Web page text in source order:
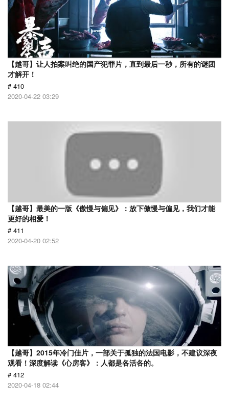
【越哥】让人拍案叫绝的国产犯罪片，直到最后一秒，所有的谜团
才解开！
# 410
2020-04-22 03:29
【越哥】最美的一版《傲慢与偏见》：放下傲慢与偏见，我们才能
更好的相爱！
# 411
2020-04-20 02:52
【越哥】2015年冷门佳片，一部关于孤独的法国电影，不建议深夜
观看！深度解读《心房客》：人都是各活各的。
# 412
2020-04-18 02:44